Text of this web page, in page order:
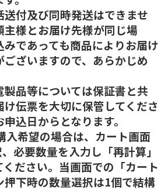
付及び同時発送はできませ
主様とお届け先様が同じ場
であっても商品によりお届け
ざいますので、あらかじめ
品等については保証書と共
伝票を大切に保管してくださ
込日からとなります。
希望の場合は、カート画面
必要数量を入力し「再計算」
ださい。当画面での「カート
押下時の数量選択は1個で結構